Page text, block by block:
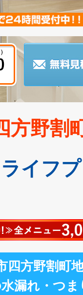
方野割
ライフ
四方野割町
漏れ・つま